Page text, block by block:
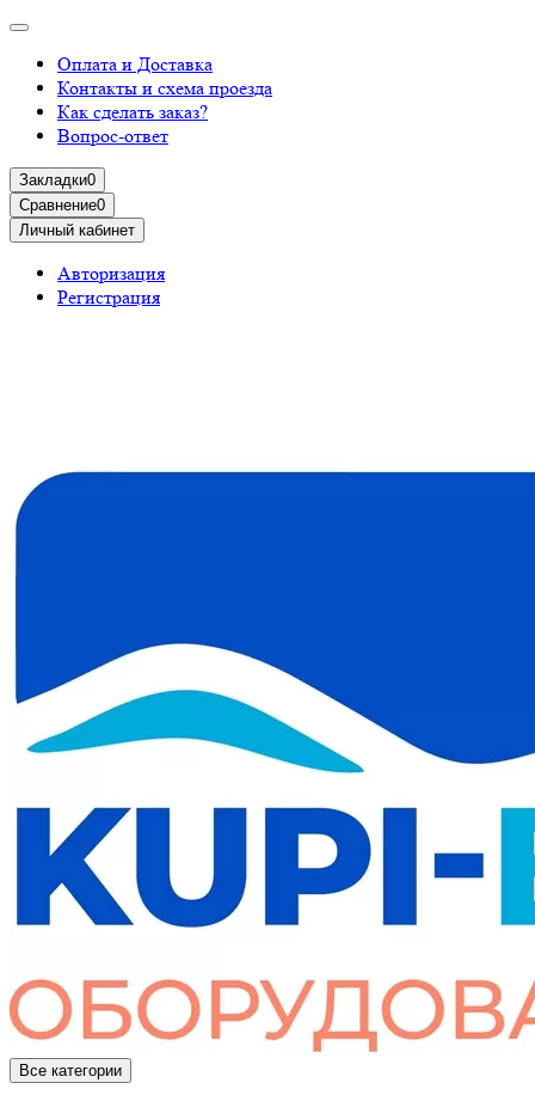
Оплата и Доставка
Контакты и схема проезда
Как сделать заказ?
Вопрос-ответ
Закладки0
Сравнение0
Личный кабинет
Авторизация
Регистрация
Все категории